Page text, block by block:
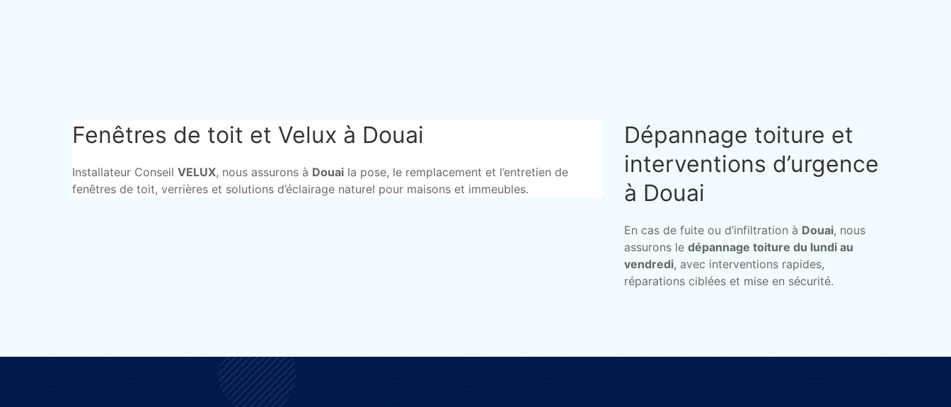
Fenêtres de toit et Velux à Douai
Installateur Conseil VELUX, nous assurons à Douai la pose, le remplacement et l’entretien de
fenêtres de toit, verrières et solutions d’éclairage naturel pour maisons et immeubles.
Dépannage toiture et
interventions d’urgence
à Douai
En cas de fuite ou d’infiltration à Douai, nous
assurons le dépannage toiture du lundi au
vendredi, avec interventions rapides,
réparations ciblées et mise en sécurité.